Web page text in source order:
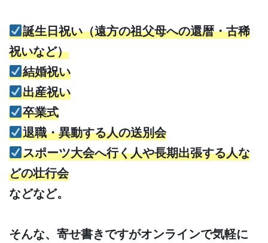
誕生日祝い（遠方の祖父母への還暦・古稀
祝いなど）
結婚祝い
出産祝い
卒業式
退職・異動する人の送別会
スポーツ大会へ行く人や長期出張する人な
どの壮行会
などなど。
そんな、寄せ書きですがオンラインで気軽に